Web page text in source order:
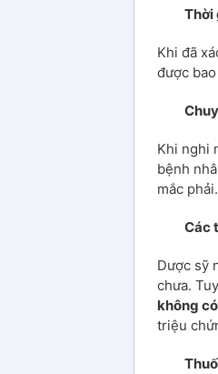
Thời
Khi đã
được
Khi nghi
bệnh
mắc phải.
Các
Dược sỹ
chưa.
không
triệu